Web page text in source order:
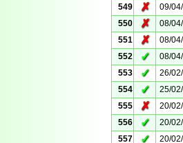
549
✗ 09/
550
✗ 08/
551
✗ 08/
552
✓ 08/
553
✓ 26/
554
✓ 25/
555
✗ 20/
556
✓ 20/
557
✓ 20/